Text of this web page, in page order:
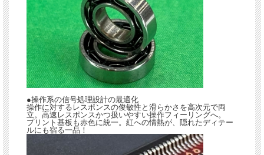
●操作系の信号処理設計の最適化
操作に対するレスポンスの俊敏性と滑らかさを高次元で両
立。高速レスポンスかつ扱いやすい操作フィーリングへ。
プリント基板も赤色に統一。紅への情熱が、隠れたディテー
ルにも宿る一品！